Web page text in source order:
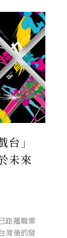
台」
未來
距離職業
灣後的發